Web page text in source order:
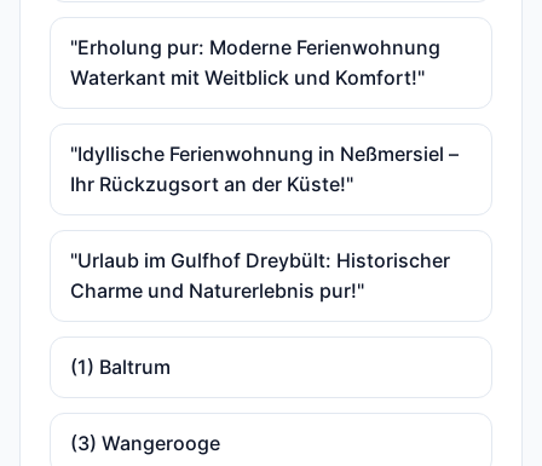
"Erholung pur: Moderne Ferienwohnung
Waterkant mit Weitblick und Komfort!"
"Idyllische Ferienwohnung in Neßmersiel –
Ihr Rückzugsort an der Küste!"
"Urlaub im Gulfhof Dreybült: Historischer
Charme und Naturerlebnis pur!"
(1) Baltrum
(3) Wangerooge